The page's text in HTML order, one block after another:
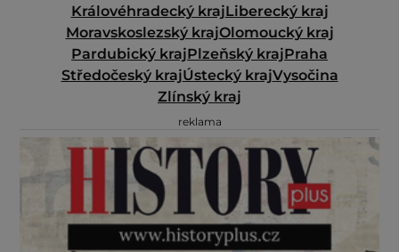
Královéhradecký krajLiberecký kraj
Moravskoslezský krajOlomoucký kraj
Pardubický krajPlzeňský krajPraha
Středočeský krajÚstecký krajVysočina
Zlínský kraj
reklama